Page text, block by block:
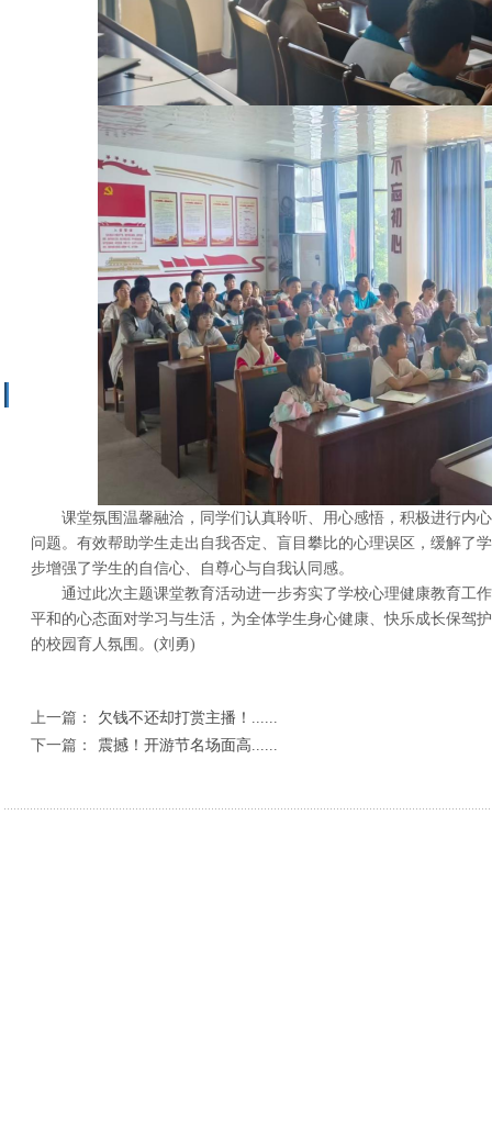
课堂氛围温馨融洽，同学们认真聆听、用心感悟，积极进行内
问题。有效帮助学生走出自我否定、盲目攀比的心理误区，缓解了
步增强了学生的自信心、自尊心与自我认同感。
通过此次主题课堂教育活动进一步夯实了学校心理健康教育工
平和的心态面对学习与生活，为全体学生身心健康、快乐成长保驾
的校园育人氛围。(刘勇)
上一篇：
欠钱不还却打赏主播！......
下一篇：
震撼！开游节名场面高......